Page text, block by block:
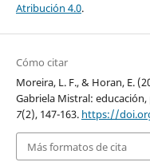
Atribución 4.0.
Cómo citar
Moreira, L. F., & Horan, E.
Gabriela Mistral:
7(2), 147-163. https://
Más formatos de cita